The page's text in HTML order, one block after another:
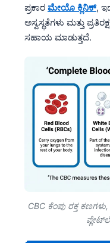
ಪ್ರಕಾರ ಮೇಯೊ ಕ್ಲಿನಿಕ್,
ಅಸ್ವಸ್ಥತೆಗಳು ಮತ್ತು
ಸಹಾಯ ಮಾಡುತ್ತದೆ.
CBC ಕೆಂಪು ರಕ್ತ